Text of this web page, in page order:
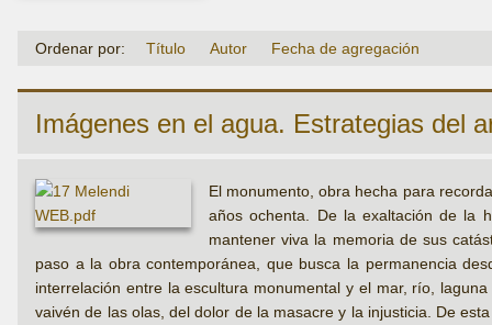
Ordenar por: Título Autor Fecha de agregación
Imágenes en el agua. Estrategias del
El monumento, obra hecha para
años ochenta. De la exaltación de la
mantener viva la memoria de sus
paso a la obra contemporánea, que busca la permanencia
interrelación entre la escultura monumental y el mar, río,
vaivén de las olas, del dolor de la masacre y la injusticia. De